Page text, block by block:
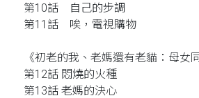
第10話 自己的步調
第11話 唉，電視購物
《初老的我、老媽還有老貓：母女
第12話 悶燒的火種
第13話 老媽的決心